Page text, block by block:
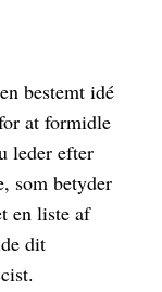
bestemt idé
at formidle
leder efter
som betyder
en liste af
dit